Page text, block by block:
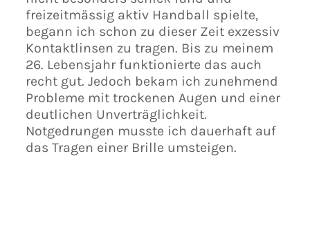
freizeitmässig aktiv Handball spielte,
begann ich schon zu dieser Zeit exzessiv
Kontaktlinsen zu tragen. Bis zu meinem
26. Lebensjahr funktionierte das auch
recht gut. Jedoch bekam ich zunehmend
Probleme mit trockenen Augen und einer
deutlichen Unverträglichkeit.
Notgedrungen musste ich dauerhaft auf
das Tragen einer Brille umsteigen.